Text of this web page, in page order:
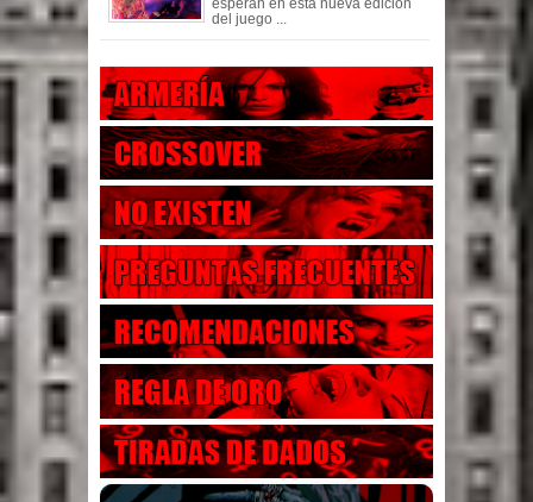
esperan en esta nueva edición
del juego ...